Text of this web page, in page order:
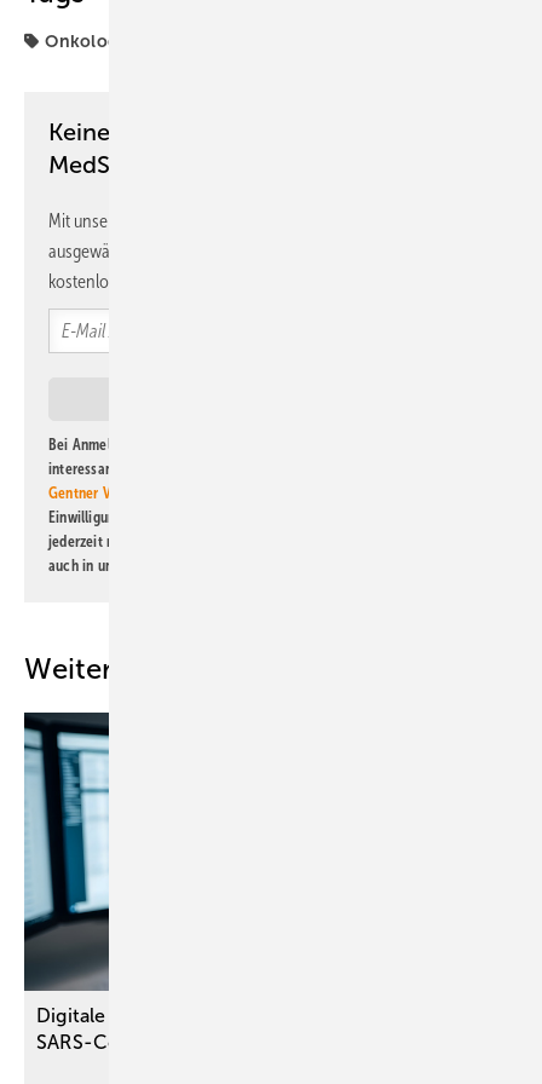
Onkologie
Keine Zeit? Kein Problem mit dem
MedSach Newsletter!
Mit unserem Newsletter erhalten Sie regelmäßig von uns
ausgewählte Informationen und Neuigkeiten, gebündelt und
kostenlos direkt ins Postfach.
Bei Anmeldung zu diesem Newsletter bin ich damit einverstanden, über
interessante Verlags- und Online-Angebote
Gentner Verlag GmbH & Co. KG
Einwilligung kann ich jederzeit widerrufen und eine Abmeldung ist
jederzeit möglich. Informationen zum Umgang mit Daten finden Sie
auch in unserer
Weitere Inhalte
Digitale Augenbelastung vor und nach der
SARS-CoV-2-Pandemie